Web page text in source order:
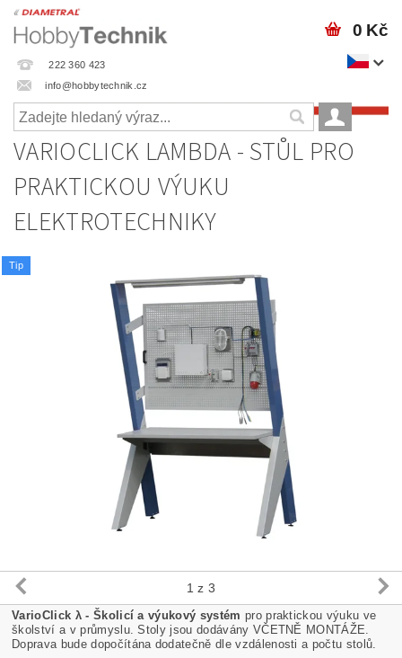
222 360 423
info@hobbytechnik.cz
0 Kč
VARIOCLICK LAMBDA - STŮL PRO
PRAKTICKOU VÝUKU
ELEKTROTECHNIKY
Tip
1 z 3
VarioClick λ - Školicí a výukový systém pro praktickou výuku ve
školství a v průmyslu. Stoly jsou dodávány VČETNĚ MONTÁŽE.
Doprava bude dopočítána dodatečně dle vzdálenosti a počtu stolů.